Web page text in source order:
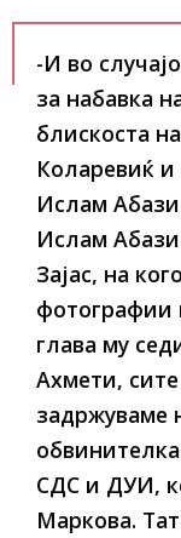
-И во
за набавка
блискоста
Коларевиќ
Ислам Абази
Ислам
Зајас, на
фотографии
глава му
Ахмети, сите
задржуваме
СДС и ДУИ,
Маркова.